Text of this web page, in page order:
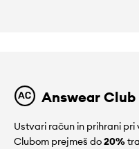
Answear Club
Ustvari račun in prihrani
Clubom prejmeš do20%